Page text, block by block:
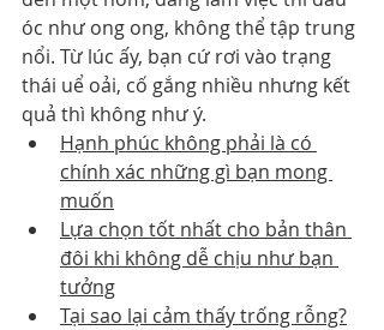
óc như ong ong, không thể tập trung
nổi. Từ lúc ấy, bạn cứ rơi vào trạng
thái uể oải, cố gắng nhiều nhưng kết
quả thì không như ý.
Hạnh phúc không phải là có
chính xác những gì bạn mong
muốn
Lựa chọn tốt nhất cho bản thân
đôi khi không dễ chịu như bạn
tưởng
Tại sao lại cảm thấy trống rỗng?